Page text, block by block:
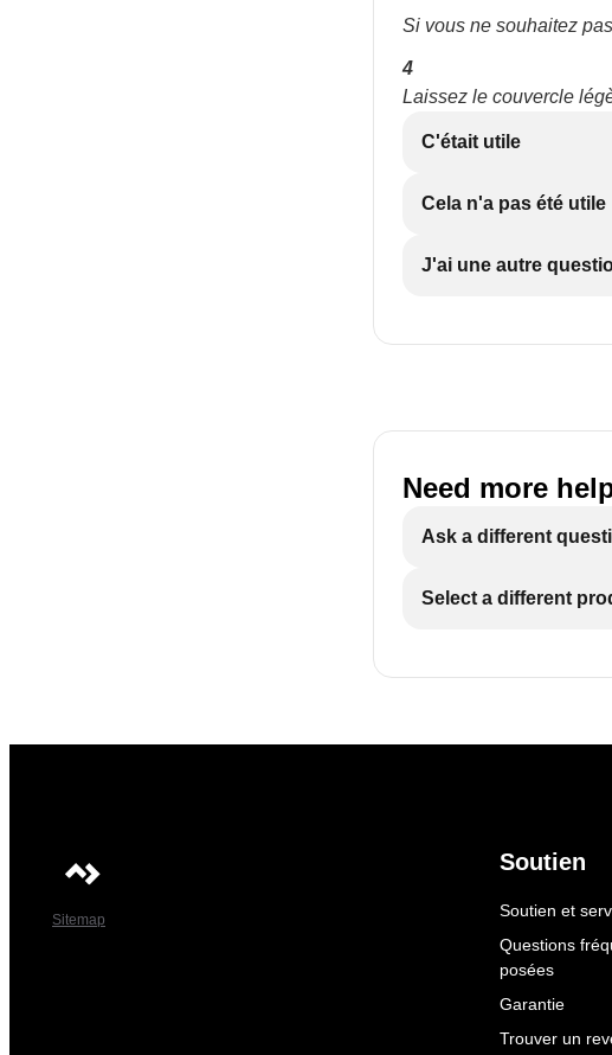
Si vous ne souhaitez
4
Laissez le couvercle
C'était utile
Cela n'a pas été utile
J'ai une autre
Need more
Ask a different
Select a different
Sitemap
Soutien
Soutien et
Questions
posées
Garantie
Trouver un